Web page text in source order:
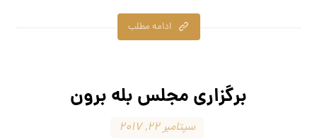
ادامه مطلب
برگزاری مجلس بله برون
سپتامبر ۲۲, ۲۰۱۷